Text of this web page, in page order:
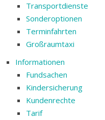
Transportdienste
Sonderoptionen
Terminfahrten
Großraumtaxi
Informationen
Fundsachen
Kindersicherung
Kundenrechte
Tarif